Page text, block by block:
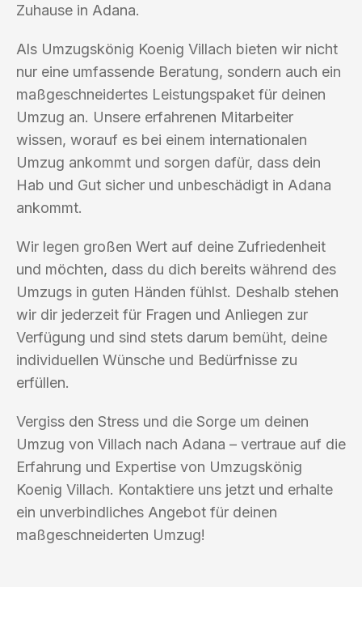
Zuhause in Adana.
Als Umzugskönig Koenig Villach bieten wir nicht
nur eine umfassende Beratung, sondern auch ein
maßgeschneidertes Leistungspaket für deinen
Umzug an. Unsere erfahrenen Mitarbeiter
wissen, worauf es bei einem internationalen
Umzug ankommt und sorgen dafür, dass dein
Hab und Gut sicher und unbeschädigt in Adana
ankommt.
Wir legen großen Wert auf deine Zufriedenheit
und möchten, dass du dich bereits während des
Umzugs in guten Händen fühlst. Deshalb stehen
wir dir jederzeit für Fragen und Anliegen zur
Verfügung und sind stets darum bemüht, deine
individuellen Wünsche und Bedürfnisse zu
erfüllen.
Vergiss den Stress und die Sorge um deinen
Umzug von Villach nach Adana – vertraue auf die
Erfahrung und Expertise von Umzugskönig
Koenig Villach. Kontaktiere uns jetzt und erhalte
ein unverbindliches Angebot für deinen
maßgeschneiderten Umzug!